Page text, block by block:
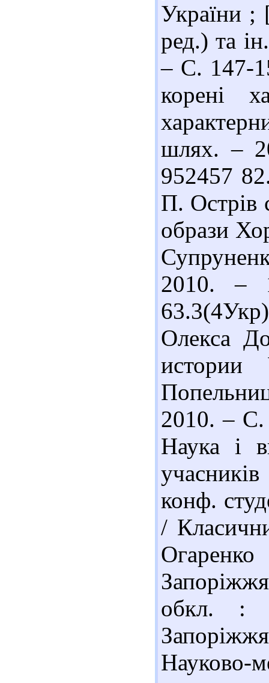
України ;
ред.) та
– С. 147-
корені
шлях. –
952457
П. Острів
образи
2010. –
Олекса
2010. –
Наука і
конф.
/
обкл. :